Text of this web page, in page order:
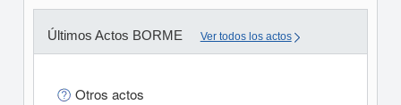
Últimos Actos BORME Ver todos los actos
Otros actos